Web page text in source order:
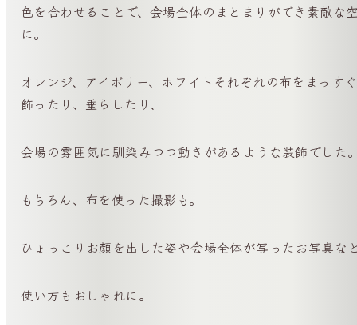
色を合わせることで、会場全体のまとまりができ素敵な
に。
オレンジ、アイボリー、ホワイトそれぞれの布をまっす
飾ったり、垂らしたり、
会場の雰囲気に馴染みつつ動きがあるような装飾でした
もちろん、布を使った撮影も。
ひょっこりお顔を出した姿や会場全体が写ったお写真な
使い方もおしゃれに。